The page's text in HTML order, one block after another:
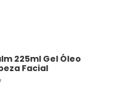
225ml Gel Óleo
Facial